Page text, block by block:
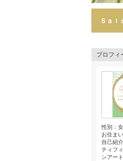
プロフィ
性別：
お住ま
自己紹
ティフ
ンアー
Ｓａｌ